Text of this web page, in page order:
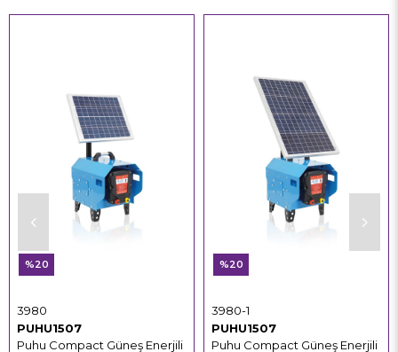
PUHU1507
Puhu Compact Güneş Enerjili
3980
%20
PUHU1507
Puhu Compact Güneş Enerjili
3980-1
%20